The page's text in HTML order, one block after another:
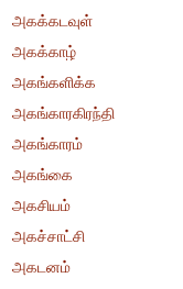
அகக்கடவுள்
அகக்காழ்
அகங்களிக்க
அகங்காரகிரந்தி
அகங்காரம்
அகங்கை
அகசியம்
அகச்சாட்சி
அகடனம்